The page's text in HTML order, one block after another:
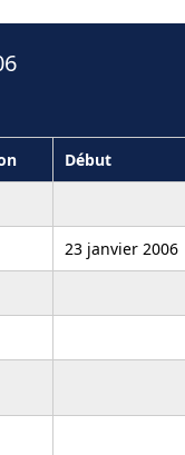
Début
23 janvier 2006